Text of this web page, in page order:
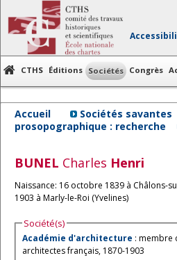
CTHS Éditions Sociétés Congrès
Accueil Sociétés savantes
prosopographique : recherche
BUNEL Charles Henri
Naissance: 16 octobre 1839 à Châlons-
1903 à Marly-le-Roi (Yvelines)
Société(s)
Académie d'architecture : membre
architectes français, 1870-1903